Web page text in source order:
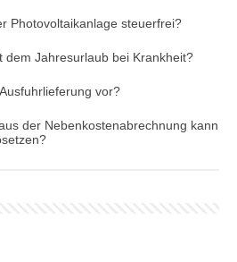
Photovoltaikanlage steuerfrei?
dem Jahresurlaub bei Krankheit?
vor?
der Nebenkostenabrechnung kann